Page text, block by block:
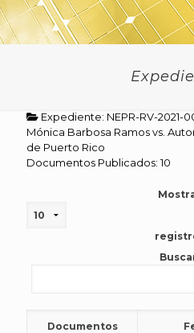
Expediente: NEPR-RV-2021-
Mónica Barbosa Ramos vs.
de Puerto Rico
Documentos Publicados: 10
Documentos